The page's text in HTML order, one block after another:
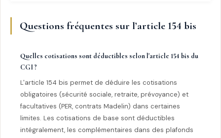
Questions fréquentes sur l’article 154 bis
Quelles cotisations sont déductibles selon l'article 154 bis du
CGI ?
L'article 154 bis permet de déduire les cotisations
obligatoires (sécurité sociale, retraite, prévoyance) et
facultatives (PER, contrats Madelin) dans certaines
limites. Les cotisations de base sont déductibles
intégralement, les complémentaires dans des plafonds